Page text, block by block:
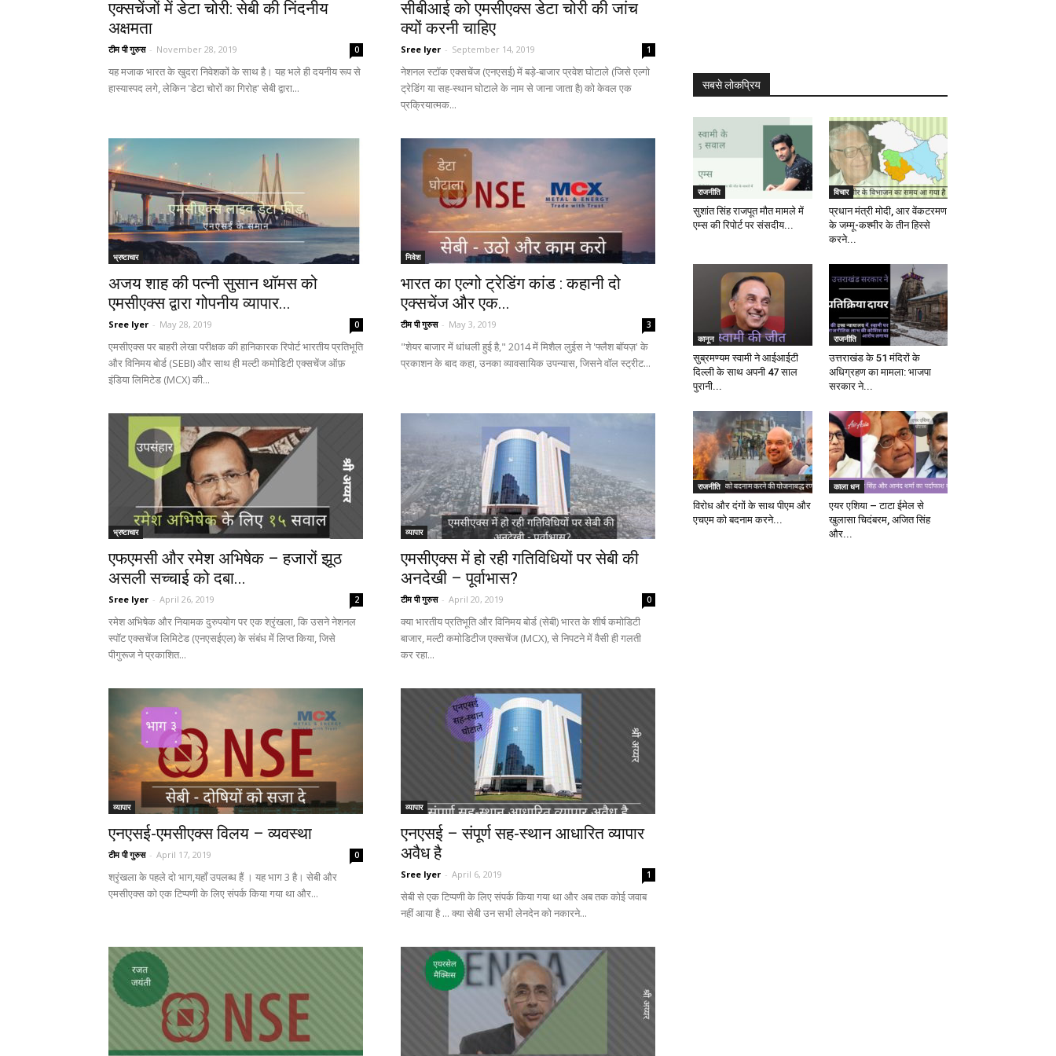
एक्सचेंजों में डेटा चोरी: सेबी की निंदनीय
अक्षमता
टीम पी गुरुस - November 28, 2019 0
यह मजाक भारत के खुदरा निवेशकों के साथ है। यह भले ही दयनीय रूप से
हास्यास्पद लगे, लेकिन 'डेटा चोरों का गिरोह' सेबी द्वारा...
सीबीआई को एमसीएक्स डेटा चोरी की जांच
क्यों करनी चाहिए
Sree Iyer - September 14, 2019 1
नेशनल स्टॉक एक्सचेंज (एनएसई) में बड़े-बाजार प्रवेश घोटाले (जिसे एल्गो
ट्रेडिंग या सह-स्थान घोटाले के नाम से जाना जाता है) को केवल एक
प्रक्रियात्मक...
भ्रष्टाचार
अजय शाह की पत्नी सुसान थॉमस को
एमसीएक्स द्वारा गोपनीय व्यापार...
Sree Iyer - May 28, 2019 0
एमसीएक्स पर बाहरी लेखा परीक्षक की हानिकारक रिपोर्ट भारतीय प्रतिभूति
और विनिमय बोर्ड (SEBI) और साथ ही मल्टी कमोडिटी एक्सचेंज ऑफ़
इंडिया लिमिटेड (MCX) की...
निवेश
भारत का एल्गो ट्रेडिंग कांड : कहानी दो
एक्सचेंज और एक...
टीम पी गुरुस - May 3, 2019 3
"शेयर बाजार में धांधली हुई है," 2014 में मिशैल लुईस ने 'फ्लैश बॉयज़' के
प्रकाशन के बाद कहा, उनका व्यावसायिक उपन्यास, जिसने वॉल स्ट्रीट...
भ्रष्टाचार
एफएमसी और रमेश अभिषेक – हजारों झूठ
असली सच्चाई को दबा...
Sree Iyer - April 26, 2019 2
रमेश अभिषेक और नियामक दुरुपयोग पर एक श्रृंखला, कि उसने नेशनल
स्पॉट एक्सचेंज लिमिटेड (एनएसईएल) के संबंध में लिप्त किया, जिसे
पीगुरूज ने प्रकाशित...
व्यापार
एमसीएक्स में हो रही गतिविधियों पर सेबी की
अनदेखी – पूर्वाभास?
टीम पी गुरुस - April 20, 2019 0
क्या भारतीय प्रतिभूति और विनिमय बोर्ड (सेबी) भारत के शीर्ष कमोडिटी
बाजार, मल्टी कमोडिटीज एक्सचेंज (MCX), से निपटने में वैसी ही गलती
कर रहा...
व्यापार
एनएसई-एमसीएक्स विलय – व्यवस्था
टीम पी गुरुस - April 17, 2019 0
श्रृंखला के पहले दो भाग,यहाँ उपलब्ध हैं । यह भाग 3 है। सेबी और
एमसीएक्स को एक टिप्पणी के लिए संपर्क किया गया था और...
व्यापार
एनएसई – संपूर्ण सह-स्थान आधारित व्यापार
अवैध है
Sree Iyer - April 6, 2019 1
सेबी से एक टिप्पणी के लिए संपर्क किया गया था और अब तक कोई जवाब
नहीं आया है ... क्या सेबी उन सभी लेनदेन को नकारने...
सबसे लोकप्रिय
राजनीति
सुशांत सिंह राजपूत मौत मामले में
एम्स की रिपोर्ट पर संसदीय...
विचार
प्रधान मंत्री मोदी, आर वेंकटरमण
के जम्मू-कश्मीर के तीन हिस्से
करने...
कानून
सुब्रमण्यम स्वामी ने आईआईटी
दिल्ली के साथ अपनी 47 साल
पुरानी...
राजनीति
उत्तराखंड के 51 मंदिरों के
अधिग्रहण का मामला: भाजपा
सरकार ने...
राजनीति
विरोध और दंगों के साथ पीएम और
एचएम को बदनाम करने...
काला धन
एयर एशिया – टाटा ईमेल से
खुलासा चिदंबरम, अजित सिंह
और...